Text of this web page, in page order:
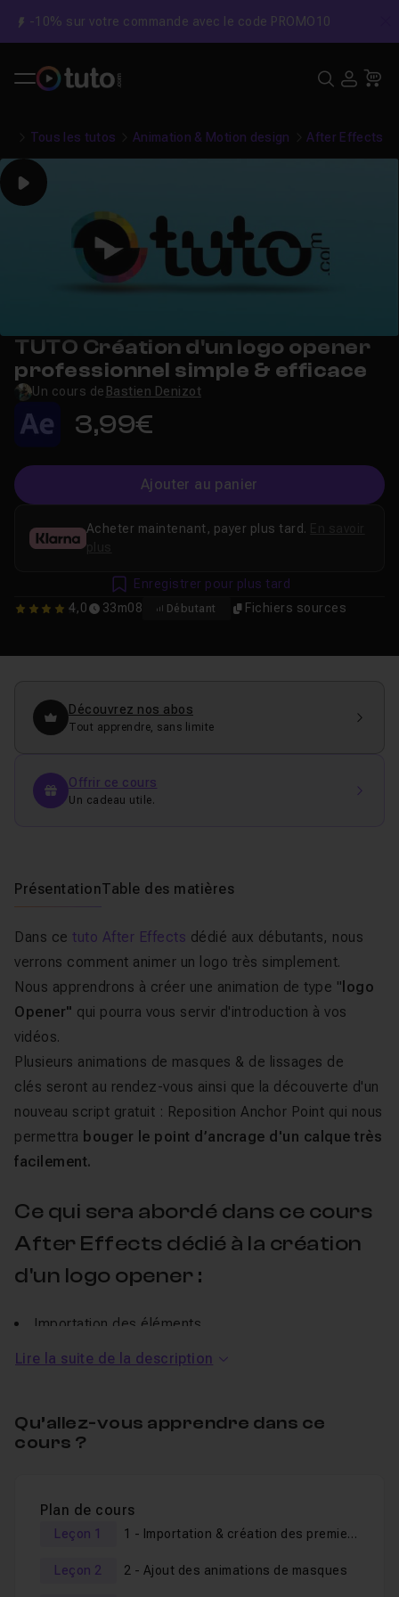
-10% sur votre commande avec le code PROMO10
Tous les tutos Animation & Motion design After Effects
Play
TUTO Création d'un logo opener
professionnel simple & efficace
Un cours de Bastien Denizot
3,99€
Ajouter au panier
4 4,0 33m08 Débutant Fichiers sources
Acheter maintenant, payer plus tard.
plus
Enregistrer pour plus tard
Découvrez nos abos
Tout apprendre, sans limite
Offrir ce cours
Un cadeau utile.
PrésentationTable des matières
Dans ce tuto After Effects dédié aux débutants, nous
verrons comment animer un logo très simplement.
Nous apprendrons à créer une animation de type " logo
Opener" qui pourra vous servir d'introduction à vos
vidéos.
Plusieurs animations de masques & de lissages de
clés seront au rendez-vous ainsi que la découverte d'un
nouveau script gratuit : Reposition Anchor Point qui nous
permettra bouger le point d’ancrage d'un calque très
facilement.
Ce qui sera abordé dans ce cours
After Effects dédié à la création
d'un logo opener :
Importation des éléments,
Créer des masques,
Comment ajouter un flou de mouvement,
Des fichiers de travail sont fournis avec le cours. Je
reste disponibe dans le salond'entraide pour répondre
à vos questions éventuelles.
Lire la suite de la description
Qu’allez-vous apprendre dans ce
cours ?
Plan de cours
Leçon 1 1 - Importation & création des premiers masques pour le logo
Leçon 2 2 - Ajout des animations de masques